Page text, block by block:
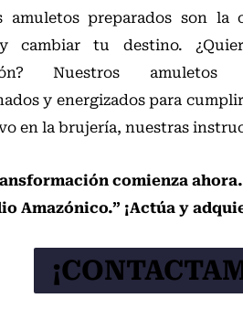
amuletos preparados son la
cambiar tu destino.
Nuestros amuletos
y energizados para
en la brujería, nuestras
comienza
Amazónico.” ¡Actúa y